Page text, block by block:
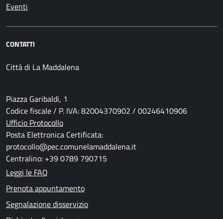
Eventi
CONTATTI
Città di La Maddalena
Piazza Garibaldi, 1
Codice fiscale / P. IVA: 82004370902 / 00246410906
Ufficio Protocollo
Posta Elettronica Certificata:
protocollo@pec.comunelamaddalena.it
Centralino: +39 0789 790715
Leggi le FAQ
Prenota appuntamento
Segnalazione disservizio